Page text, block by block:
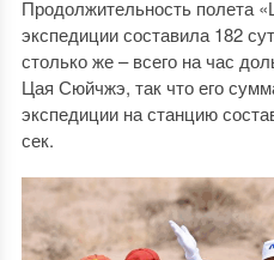
Продолжительность полета
экспедиции составила 182
столько же – всего на час
Цая Сюйчжэ, так что его
экспедиции на станцию
сек.